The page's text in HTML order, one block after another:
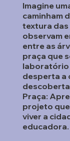
Imagine
caminham
textura
observam
entre as
praça que
laboratório
desperta a
Praça:
projeto
viver a
educadora.